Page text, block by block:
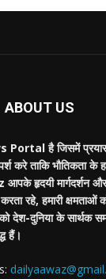
ABOUT US
है जिसमें प्रयास
करे ताकि
हृदयी मार्गदर्शन
रहे, हमारी
दुनिया के सार्थक
हैं।